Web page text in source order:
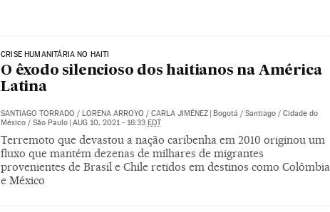
CRISE HUMANITÁRIA NO HAITI
O êxodo silencioso dos haitianos na América
Latina
SANTIAGO TORRADO / LORENA ARROYO / CARLA JIMÉNEZ | Bogotá / Santiago / Cidade do
México / São Paulo | AUG 10, 2021 - 16:33 EDT
Terremoto que devastou a nação caribenha em 2010 originou um
fluxo que mantém dezenas de milhares de migrantes
provenientes de Brasil e Chile retidos em destinos como Colômbia
e México